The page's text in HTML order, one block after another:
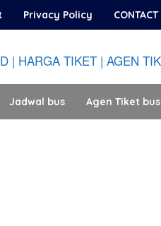
Privacy Policy CONTACT
Jadwal bus Agen Tiket bus